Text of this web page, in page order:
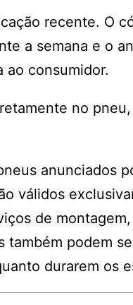
recente. O
a semana e o
ao consumidor.
no pneu,
anunciados
válidos
de
também podem
durarem os